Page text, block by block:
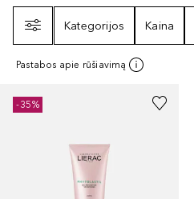
Kategorijos
Kaina
Pastabos apie rūšiavimą
-35%